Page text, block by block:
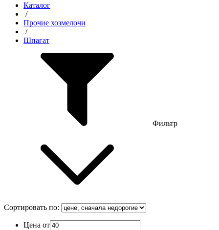
Каталог
/
Прочие хозмелочи
/
Шпагат
Фильтр
Сортировать по:
Цена от